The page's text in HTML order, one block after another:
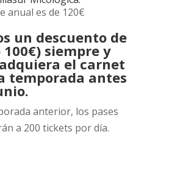
anual es de 120€
un descuento de
siempre y
el carnet
temporada antes
anterior, los pases
a 200 tickets por día.